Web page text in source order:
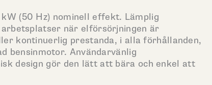
kr.
(50 Hz) nominell effekt. Lämplig
när elförsörjningen är
kontinuerlig prestanda, i alla förhållanden,
bensinmotor. Användarvänlig
design gör den lätt att bära och enkel att